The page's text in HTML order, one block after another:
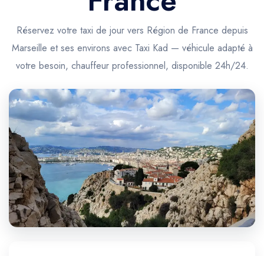
Trajet Séminaire
Trajet Santé
Trajet Longue Distance
Contactez-nous
Réservez votre taxi de jour vers Région de France depuis
Marseille et ses environs avec Taxi Kad — véhicule adapté à
votre besoin, chauffeur professionnel, disponible 24h/24.